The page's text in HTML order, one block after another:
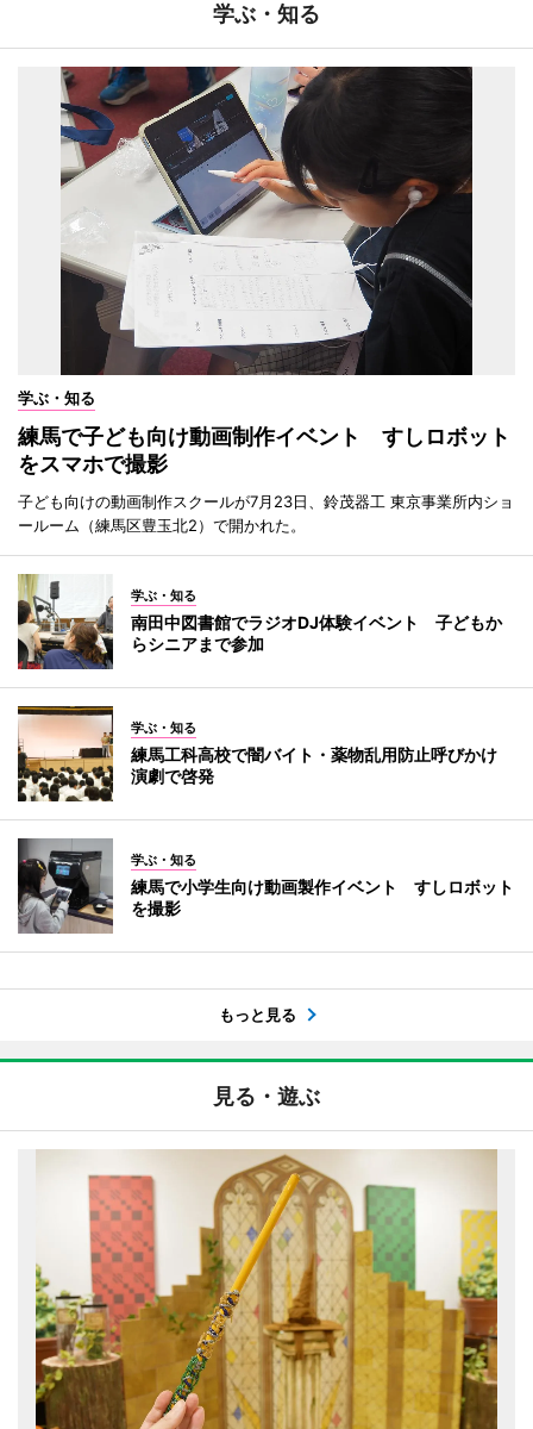
学ぶ・知る
学ぶ・知る
練馬で子ども向け動画制作イベント すしロボット
をスマホで撮影
子ども向けの動画制作スクールが7月23日、鈴茂器工 東京事業所内ショ
ールーム（練馬区豊玉北2）で開かれた。
学ぶ・知る
南田中図書館でラジオDJ体験イベント 子どもか
らシニアまで参加
学ぶ・知る
練馬工科高校で闇バイト・薬物乱用防止呼びかけ
演劇で啓発
学ぶ・知る
練馬で小学生向け動画製作イベント すしロボット
を撮影
もっと見る
見る・遊ぶ